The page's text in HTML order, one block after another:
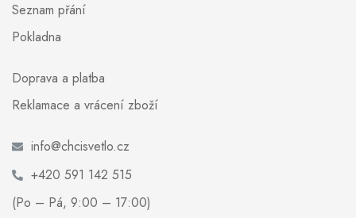
Seznam přání
Pokladna
Doprava a platba
Reklamace a vrácení zboží
info@chcisvetlo.cz
+420 591 142 515
(Po – Pá, 9:00 – 17:00)